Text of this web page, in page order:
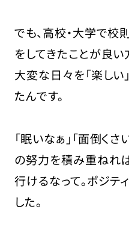
でも、高校・大学で
をしてきたことが良い
大変な日々を「楽し
たんです。
「眠いなぁ」「面倒く
の努力を積み重ねれ
行けるなって。ポジテ
した。